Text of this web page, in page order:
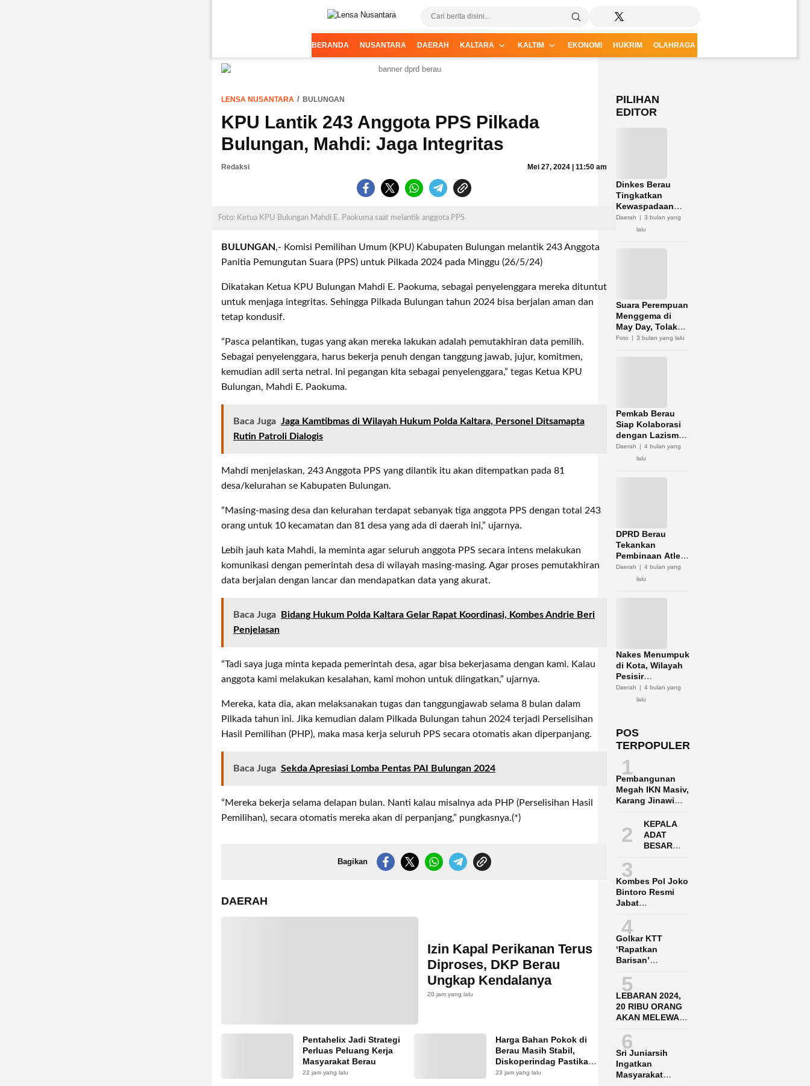
BERANDA NUSANTARA DAERAH KALTARA KALTIM EKONOMI HUKRIM OLAHRAGA
LENSA NUSANTARA BULUNGAN
KPU Lantik 243 Anggota PPS Pilkada
Bulungan, Mahdi: Jaga Integritas
Redaksi Mei 27, 2024 | 11:50 am
Foto: Ketua KPU Bulungan Mahdi E. Paokuma saat melantik anggota PPS
BULUNGAN,- Komisi Pemilihan Umum (KPU) Kabupaten Bulungan melantik 243 Anggota
Panitia Pemungutan Suara (PPS) untuk Pilkada 2024 pada Minggu (26/5/24)
Dikatakan Ketua KPU Bulungan Mahdi E. Paokuma, sebagai penyelenggara mereka dituntut
untuk menjaga integritas. Sehingga Pilkada Bulungan tahun 2024 bisa berjalan aman dan
tetap kondusif.
“Pasca pelantikan, tugas yang akan mereka lakukan adalah pemutakhiran data pemilih.
Sebagai penyelenggara, harus bekerja penuh dengan tanggung jawab, jujur, komitmen,
kemudian adil serta netral. Ini pegangan kita sebagai penyelenggara,” tegas Ketua KPU
Bulungan, Mahdi E. Paokuma.
Baca Juga Jaga Kamtibmas di Wilayah Hukum Polda Kaltara, Personel Ditsamapta
Rutin Patroli Dialogis
Mahdi menjelaskan, 243 Anggota PPS yang dilantik itu akan ditempatkan pada 81
desa/kelurahan se Kabupaten Bulungan.
“Masing-masing desa dan kelurahan terdapat sebanyak tiga anggota PPS dengan total 243
orang untuk 10 kecamatan dan 81 desa yang ada di daerah ini,” ujarnya.
Lebih jauh kata Mahdi, Ia meminta agar seluruh anggota PPS secara intens melakukan
komunikasi dengan pemerintah desa di wilayah masing-masing. Agar proses pemutakhiran
data berjalan dengan lancar dan mendapatkan data yang akurat.
Baca Juga
Bidang Hukum Polda Kaltara Gelar Rapat Koordinasi, Kombes Andrie Beri
Penjelasan
“Tadi saya juga minta kepada pemerintah desa, agar bisa bekerjasama dengan kami. Kalau
anggota kami melakukan kesalahan, kami mohon untuk diingatkan,” ujarnya.
Mereka, kata dia, akan melaksanakan tugas dan tanggungjawab selama 8 bulan dalam
Pilkada tahun ini. Jika kemudian dalam Pilkada Bulungan tahun 2024 terjadi Perselisihan
Hasil Pemilihan (PHP), maka masa kerja seluruh PPS secara otomatis akan diperpanjang.
Baca Juga Sekda Apresiasi Lomba Pentas PAI Bulungan 2024
“Mereka bekerja selama delapan bulan. Nanti kalau misalnya ada PHP (Perselisihan Hasil
Pemilihan), secara otomatis mereka akan di perpanjang,” pungkasnya.(*)
Bagikan
DAERAH
Izin Kapal Perikanan Terus
Diproses, DKP Berau
Ungkap Kendalanya
20 jam yang lalu
Pentahelix Jadi Strategi
Perluas Peluang Kerja
Masyarakat Berau
22 jam yang lalu
Harga Bahan Pokok di
Berau Masih Stabil,
Diskoperindag Pastikan
Pasokan Aman
23 jam yang lalu
PILIHAN
EDITOR
Dinkes Berau
Tingkatkan
Kewaspadaan
Hantavirus
Daerah
3 bulan yang
lalu
Suara Perempuan
Menggema di
May Day, Tolak
Diskriminasi dan
Foto 3 bulan yang lalu
Pemkab Berau
Siap Kolaborasi
dengan Lazismu
Optimalkan
Potensi Zakat
Daerah
4 bulan yang
lalu
DPRD Berau
Tekankan
Pembinaan Atlet
Jadi Kunci
Sukses Porprov
Daerah
4 bulan yang
lalu
Nakes Menumpuk
di Kota, Wilayah
Pesisir
Kekurangan
Daerah
4 bulan yang
lalu
POS
TERPOPULER
1
Pembangunan
Megah IKN Masiv,
Karang Jinawi
Menunggu
Infrastruktur
2
KEPALA
ADAT
BESAR
ADUKAN
POLRES
3
Kombes Pol Joko
Bintoro Resmi
Jabat
Polda Kaltara
4
Golkar KTT
‘Rapatkan
Barisan’
Agil-Hendrik
5
LEBARAN 2024,
20 RIBU ORANG
AKAN MELEWATI
BALIKPAPAN
6
Sri Juniarsih
Ingatkan
Masyarakat